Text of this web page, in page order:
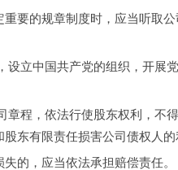
的规章制度时，应当听取公
立中国共产党的组织，开展
程，依法行使股东权利，不
东有限责任损害公司债权人的
的，应当依法承担赔偿责任。